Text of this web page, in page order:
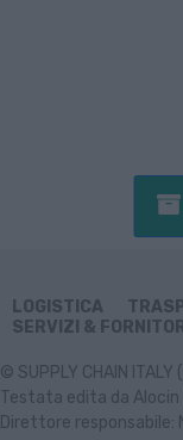
LOGISTICA
SERVIZI &
© SUPPLY CHAIN
Testata edita da Alocin
Direttore responsabile: